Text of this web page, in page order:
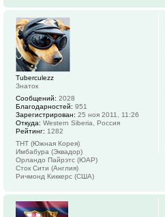
Tuberculezz
Знаток
Сообщений: 2028
Благодарностей: 951
Зарегистрирован: 25 ноя 2011, 11:26
Откуда: Western Siberia, Россия
Рейтинг: 1282
ТНТ (Южная Корея)
Имбабура (Эквадор)
Орландо Пайрэтс (ЮАР)
Сток Сити (Англия)
Ричмонд Киккерс (США)